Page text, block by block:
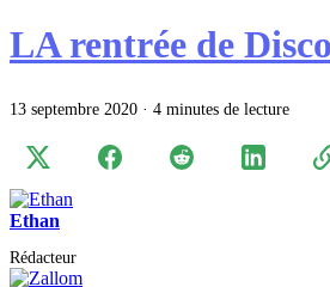
LA rentrée de
13 septembre 2020 · 4 minutes de lecture
Ethan
Rédacteur